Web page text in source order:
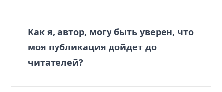
Как я, автор, могу быть уверен, что
моя публикация дойдет до
читателей?